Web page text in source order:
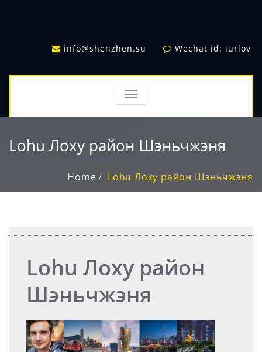
info@shenzhen.su Wechat id: iurlov
TOGGLE
NAVIGATION
Lohu Лоху район Шэньчжэня
Home Lohu Лоху район Шэньчжэня
Lohu Лоху район
Шэньчжэня